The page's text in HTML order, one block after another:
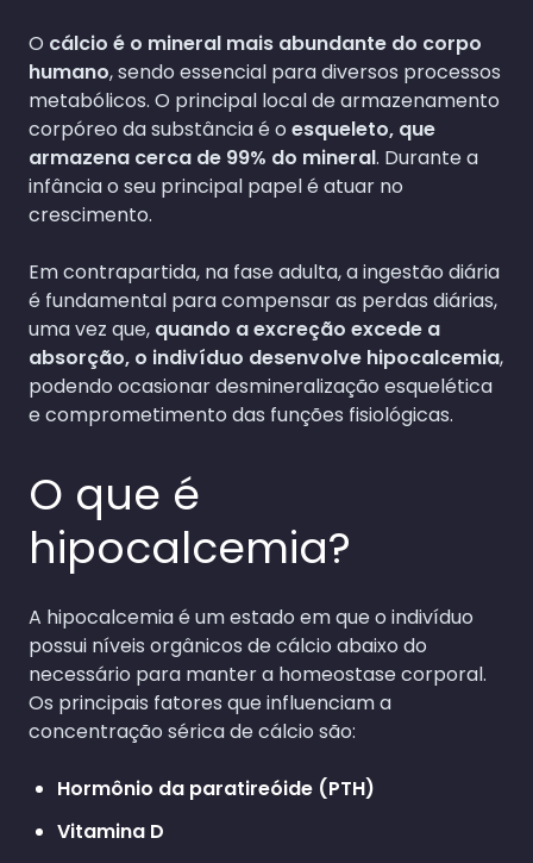
O cálcio é o mineral mais abundante do corpo
humano, sendo essencial para diversos processos
metabólicos. O principal local de armazenamento
corpóreo da substância é o esqueleto, que
armazena cerca de 99% do mineral. Durante a
infância o seu principal papel é atuar no
crescimento.
Em contrapartida, na fase adulta, a ingestão diária
é fundamental para compensar as perdas diárias,
uma vez que, quando a excreção excede a
absorção, o indivíduo desenvolve hipocalcemia,
podendo ocasionar desmineralização esquelética
e comprometimento das funções fisiológicas.
O que é
hipocalcemia?
A hipocalcemia é um estado em que o indivíduo
possui níveis orgânicos de cálcio abaixo do
necessário para manter a homeostase corporal.
Os principais fatores que influenciam a
concentração sérica de cálcio são:
Hormônio da paratireóide (PTH)
Vitamina D